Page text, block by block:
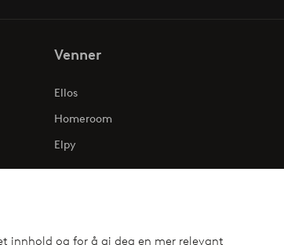
innhold og for å gi deg en mer relevant
Venner
Ellos
Homeroom
Elpy